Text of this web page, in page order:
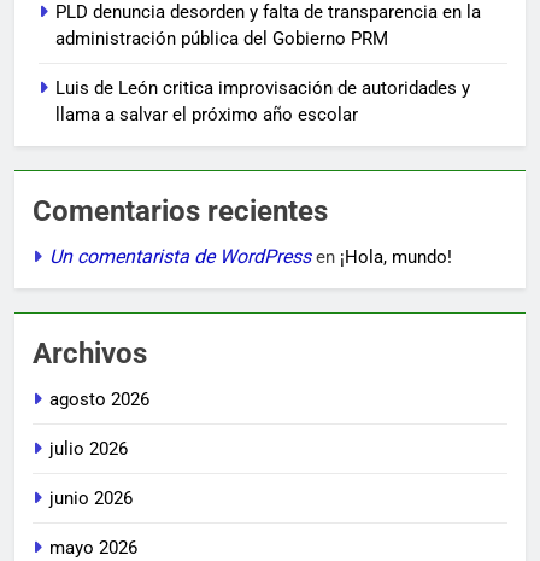
PLD denuncia desorden y falta de transparencia en la
administración pública del Gobierno PRM
Luis de León critica improvisación de autoridades y
llama a salvar el próximo año escolar
Comentarios recientes
Un comentarista de WordPressen ¡Hola, mundo!
Archivos
agosto 2026
julio 2026
junio 2026
mayo 2026